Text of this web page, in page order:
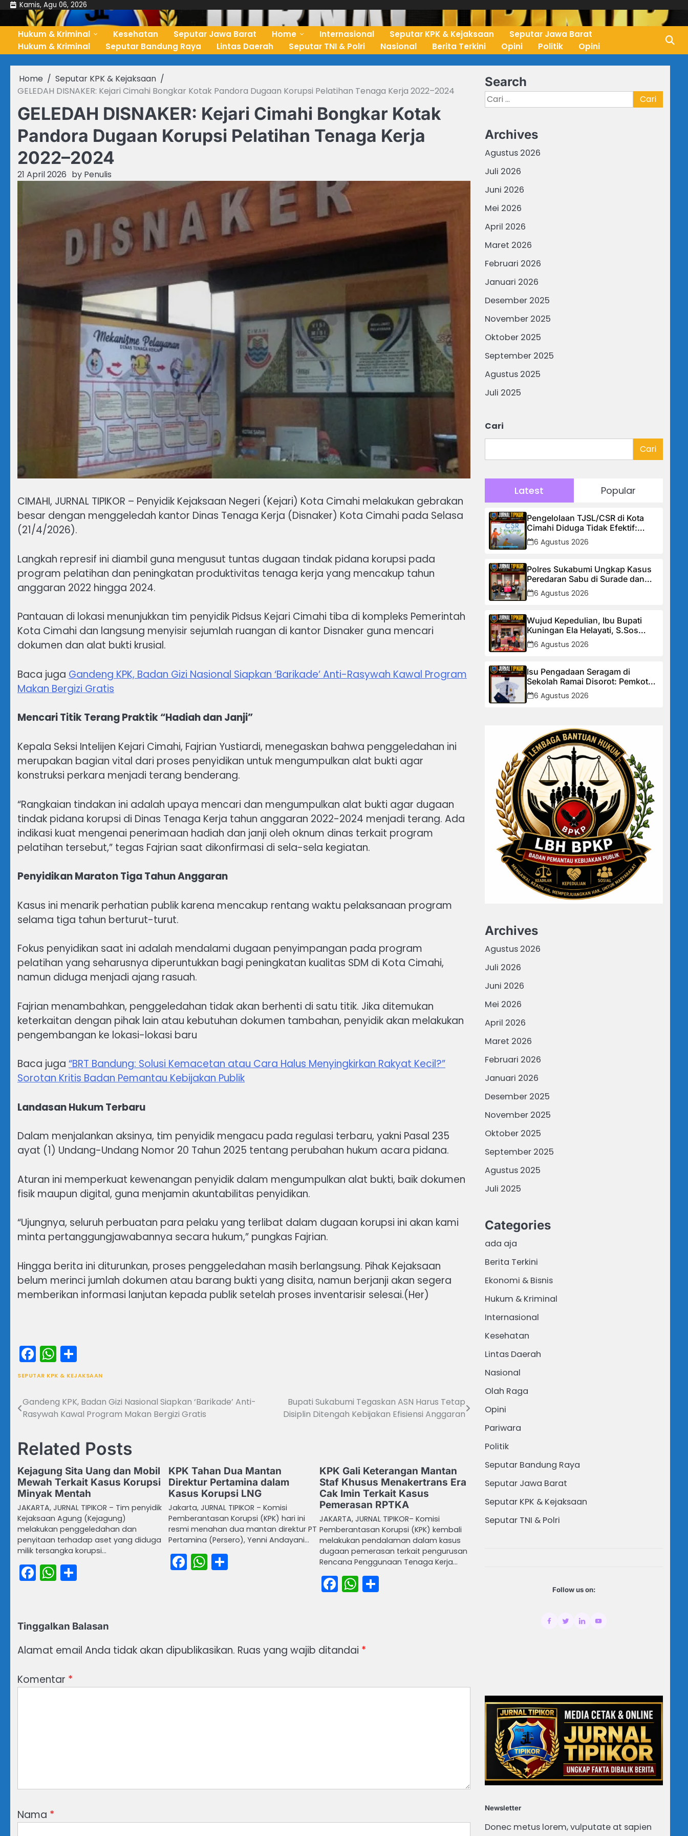
Skip
content
Kamis, Agu 06, 2026
Hukum & Kriminal Kesehatan Seputar Jawa Barat Home Internasional Seputar KPK & Kejaksaan
Seputar Jawa Barat
Hukum & Kriminal
Seputar Bandung Raya Lintas Daerah Seputar TNI & Polri Nasional Berita Terkini Opini Politik Opini
Home
Seputar KPK & Kejaksaan
GELEDAH DISNAKER: Kejari Cimahi Bongkar Kotak Pandora Dugaan Korupsi Pelatihan Tenaga Kerja 2022–2024
GELEDAH DISNAKER: Kejari Cimahi Bongkar Kotak
Pandora Dugaan Korupsi Pelatihan Tenaga Kerja
2022–2024
21 April 2026 by Penulis
CIMAHI, JURNAL TIPIKOR – Penyidik Kejaksaan Negeri (Kejari) Kota Cimahi melakukan gebrakan
besar dengan menggeledah kantor Dinas Tenaga Kerja (Disnaker) Kota Cimahi pada Selasa
(21/4/2026).
Langkah represif ini diambil guna mengusut tuntas dugaan tindak pidana korupsi pada
program pelatihan dan peningkatan produktivitas tenaga kerja yang mencakup tahun
anggaran 2022 hingga 2024.
Pantauan di lokasi menunjukkan tim penyidik Pidsus Kejari Cimahi tiba di kompleks Pemerintah
Kota Cimahi dan langsung menyisir sejumlah ruangan di kantor Disnaker guna mencari
dokumen dan alat bukti krusial.
Baca juga Gandeng KPK, Badan Gizi Nasional Siapkan ‘Barikade’ Anti-Rasywah Kawal Program
Makan Bergizi Gratis
Mencari Titik Terang Praktik “Hadiah dan Janji”
Kepala Seksi Intelijen Kejari Cimahi, Fajrian Yustiardi, menegaskan bahwa penggeledahan ini
merupakan bagian vital dari proses penyidikan untuk mengumpulkan alat bukti agar
konstruksi perkara menjadi terang benderang.
“Rangkaian tindakan ini adalah upaya mencari dan mengumpulkan alat bukti agar dugaan
tindak pidana korupsi di Dinas Tenaga Kerja tahun anggaran 2022-2024 menjadi terang. Ada
indikasi kuat mengenai penerimaan hadiah dan janji oleh oknum dinas terkait program
pelatihan tersebut,” tegas Fajrian saat dikonfirmasi di sela-sela kegiatan.
Penyidikan Maraton Tiga Tahun Anggaran
Kasus ini menarik perhatian publik karena mencakup rentang waktu pelaksanaan program
selama tiga tahun berturut-turut.
Fokus penyidikan saat ini adalah mendalami dugaan penyimpangan pada program
pelatihan yang seharusnya diperuntukkan bagi peningkatan kualitas SDM di Kota Cimahi,
namun diduga menjadi ajang rasuah.
Fajrian menambahkan, penggeledahan tidak akan berhenti di satu titik. Jika ditemukan
keterkaitan dengan pihak lain atau kebutuhan dokumen tambahan, penyidik akan melakukan
pengembangan ke lokasi-lokasi baru
Baca juga “BRT Bandung: Solusi Kemacetan atau Cara Halus Menyingkirkan Rakyat Kecil?”
Sorotan Kritis Badan Pemantau Kebijakan Publik
Landasan Hukum Terbaru
Dalam menjalankan aksinya, tim penyidik mengacu pada regulasi terbaru, yakni Pasal 235
ayat (1) Undang-Undang Nomor 20 Tahun 2025 tentang perubahan hukum acara pidana.
Aturan ini memperkuat kewenangan penyidik dalam mengumpulkan alat bukti, baik dokumen
fisik maupun digital, guna menjamin akuntabilitas penyidikan.
“Ujungnya, seluruh perbuatan para pelaku yang terlibat dalam dugaan korupsi ini akan kami
minta pertanggungjawabannya secara hukum,” pungkas Fajrian.
Hingga berita ini diturunkan, proses penggeledahan masih berlangsung. Pihak Kejaksaan
belum merinci jumlah dokumen atau barang bukti yang disita, namun berjanji akan segera
memberikan informasi lanjutan kepada publik setelah proses inventarisir selesai.(Her)
Facebook
WhatsApp
SEPUTAR KPK & KEJAKSAAN
Navigasi
pos
Gandeng KPK, Badan Gizi Nasional Siapkan ‘Barikade’ Anti-
Rasywah Kawal Program Makan Bergizi Gratis
Bupati Sukabumi Tegaskan ASN Harus Tetap
Disiplin Ditengah Kebijakan Efisiensi Anggaran
Related Posts
Kejagung Sita Uang dan Mobil
Mewah Terkait Kasus Korupsi
Minyak Mentah
JAKARTA, JURNAL TIPIKOR – Tim penyidik
Kejaksaan Agung (Kejagung)
melakukan penggeledahan dan
penyitaan terhadap aset yang diduga
milik tersangka korupsi…
Facebook
WhatsApp
KPK Tahan Dua Mantan
Direktur Pertamina dalam
Kasus Korupsi LNG
Jakarta, JURNAL TIPIKOR – Komisi
Pemberantasan Korupsi (KPK) hari ini
resmi menahan dua mantan direktur PT
Pertamina (Persero), Yenni Andayani…
Facebook
WhatsApp
Share
KPK Gali Keterangan Mantan
Staf Khusus Menakertrans Era
Cak Imin Terkait Kasus
Pemerasan RPTKA
JAKARTA, JURNAL TIPIKOR– Komisi
Pemberantasan Korupsi (KPK) kembali
melakukan pendalaman dalam kasus
dugaan pemerasan terkait pengurusan
Rencana Penggunaan Tenaga Kerja…
Facebook
WhatsApp
Share
Tinggalkan Balasan
Alamat email Anda tidak akan dipublikasikan. Ruas yang wajib ditandai *
Komentar *
Nama *
Search
Cari
untuk:
Archives
Agustus 2026
Juli 2026
Juni 2026
Mei 2026
April 2026
Maret 2026
Februari 2026
Januari 2026
Desember 2025
November 2025
Oktober 2025
September 2025
Agustus 2025
Juli 2025
Cari
Cari
Latest Popular
Pengelolaan TJSL/CSR di Kota
Cimahi Diduga Tidak Efektif:
Masyarakat Desak Transparansi
Penuh dan Perbaikan Sistem
6 Agustus 2026
Polres Sukabumi Ungkap Kasus
Peredaran Sabu di Surade dan
Ciemas, Tiga Tersangka
Diamankan
6 Agustus 2026
Wujud Kepedulian, Ibu Bupati
Kuningan Ela Helayati, S.Sos
Serahkan Bantuan Bagi Rumah
Terdampak Bencana di Desa
6 Agustus 2026
Isu Pengadaan Seragam di
Sekolah Ramai Disorot: Pemkot
Cimahi Didorong Segera Lakukan
Pembinaan dan Perbaikan Sistem
6 Agustus 2026
Archives
Agustus 2026
Juli 2026
Juni 2026
Mei 2026
April 2026
Maret 2026
Februari 2026
Januari 2026
Desember 2025
November 2025
Oktober 2025
September 2025
Agustus 2025
Juli 2025
Categories
ada aja
Berita Terkini
Ekonomi & Bisnis
Hukum & Kriminal
Internasional
Kesehatan
Lintas Daerah
Nasional
Olah Raga
Opini
Pariwara
Politik
Seputar Bandung Raya
Seputar Jawa Barat
Seputar KPK & Kejaksaan
Seputar TNI & Polri
Follow us on:
Newsletter
Donec metus lorem, vulputate at sapien